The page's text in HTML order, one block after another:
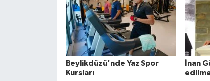
Beylikdüzü'nde Yaz Spor
Kursları
İnan